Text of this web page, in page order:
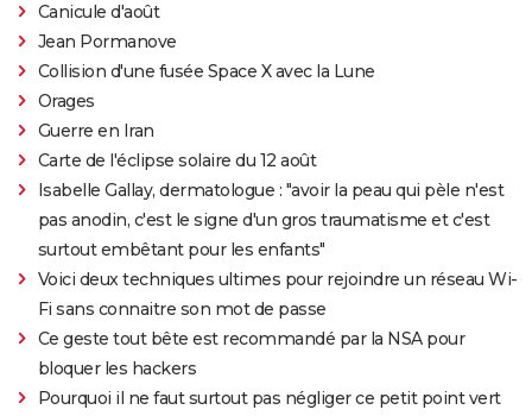
Canicule d'août
Jean Pormanove
Collision d'une fusée Space X avec la Lune
Orages
Guerre en Iran
Carte de l'éclipse solaire du 12 août
Isabelle Gallay, dermatologue : "avoir la peau qui pèle n'est
pas anodin, c'est le signe d'un gros traumatisme et c'est
surtout embêtant pour les enfants"
Voici deux techniques ultimes pour rejoindre un réseau Wi-
Fi sans connaitre son mot de passe
Ce geste tout bête est recommandé par la NSA pour
bloquer les hackers
Pourquoi il ne faut surtout pas négliger ce petit point vert